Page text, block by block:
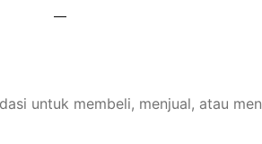
—
untuk membeli, menjual, atau